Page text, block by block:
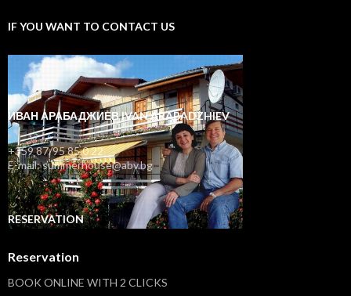
IF YOU WANT TO CONTACT US
ИВАН АРАБАДЖИЕВ IVAN ARABADZHIEV
+359 87/95 85 0 22
E-mail: summerhouse@abv.bg
RESERVATION
Reservation
BOOK ONLINE WITH 2 CLICKS